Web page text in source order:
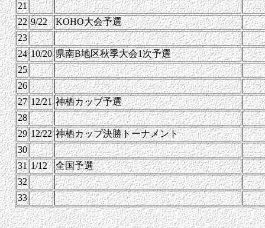
21
22 9/22
KOHO大会予選
23
24 10/20 県南B地区秋季大会1次予選
25
26
27 12/21 神栖カップ予選
28
29 12/22 神栖カップ決勝トーナメント
30
31 1/12
全国予選
32
33